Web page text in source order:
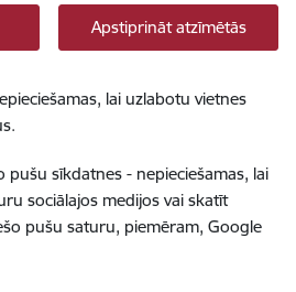
Apstiprināt atzīmētās
lai uzlabotu vietnes
pušu sīkdatnes - nepieciešamas, lai
sociālajos medijos vai skatīt
pušu saturu, piemēram, Google